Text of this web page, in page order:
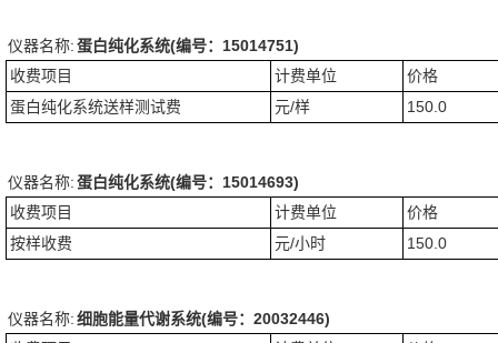
仪器名称:蛋白纯化系统(编号：15014751)
收费项目
计费单位
价格
蛋白纯化系统送样测试费
元/样 150.0
仪器名称:蛋白纯化系统(编号：15014693)
收费项目
计费单位
价格
按样收费
元/小时 150.0
仪器名称:细胞能量代谢系统(编号：20032446)